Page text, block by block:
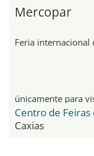
Mercopar
Feria internacional
únicamente para
Centro de Feiras
Caxias